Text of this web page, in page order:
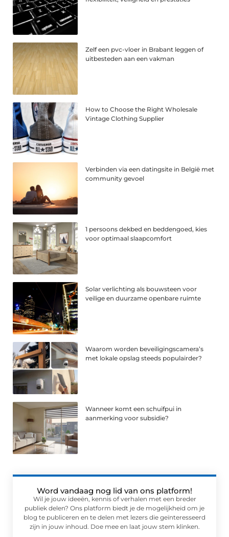
Zelf een pvc-vloer in Brabant leggen of
uitbesteden aan een vakman
How to Choose the Right Wholesale
Vintage Clothing Supplier
Verbinden via een datingsite in België met
community gevoel
1 persoons dekbed en beddengoed, kies
voor optimaal slaapcomfort
Solar verlichting als bouwsteen voor
veilige en duurzame openbare ruimte
Waarom worden beveiligingscamera’s
met lokale opslag steeds populairder?
Wanneer komt een schuifpui in
aanmerking voor subsidie?
Word vandaag nog lid van ons platform!
Wil je jouw ideeën, kennis of verhalen met een breder
publiek delen? Ons platform biedt je de mogelijkheid om je
blog te publiceren en te delen met lezers die geïnteresseerd
zijn in jouw inhoud. Doe mee en laat jouw stem klinken.